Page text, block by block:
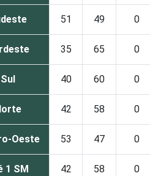
51 49 0
35 65 0
Sul 40 60 0
42 58 0
Oeste 53 47 0
1 SM 42 58 0